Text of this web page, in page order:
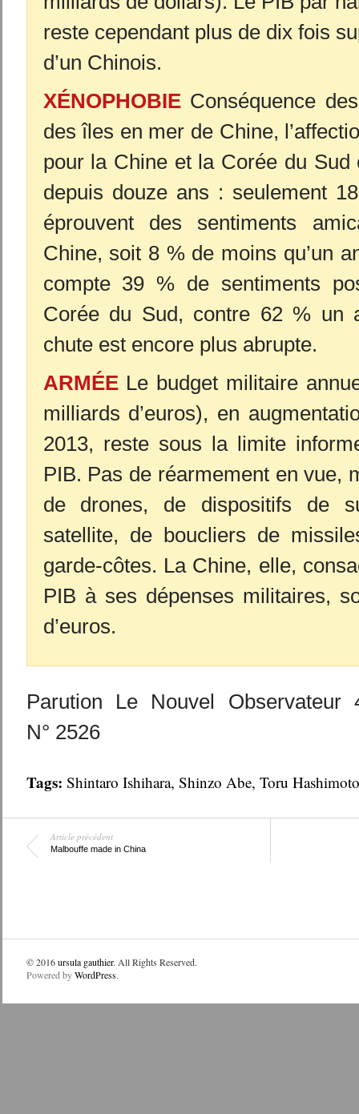
reste cependant plus de dix fois
d’un Chinois.
XÉNOPHOBIE Conséquence
des îles en mer de Chine,
pour la Chine et la Corée du Sud
depuis douze ans : seulement
éprouvent des sentiments
Chine, soit 8 % de moins qu’un
compte 39 % de sentiments
Corée du Sud, contre 62 % un
chute est encore plus abrupte.
ARMÉELe budget militaire
milliards d’euros), en
2013, reste sous la limite
PIB. Pas de réarmement en vue,
de drones, de dispositifs de
satellite, de boucliers de
garde-côtes. La Chine, elle,
PIB à ses dépenses militaires,
d’euros.
Parution Le Nouvel
N° 2526
Tags: Shintaro Ishihara, Shinzo Abe, Toru Hashimoto
Article précédent
Malbouffe made in China
© 2016ursula gauthier. All Rights Reserved.
Powered byWordPress.